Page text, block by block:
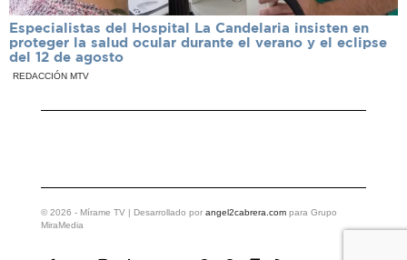
Especialistas del Hospital La Candelaria insisten en
proteger la salud ocular durante el verano y el eclipse
del 12 de agosto
REDACCIÓN MTV
© 2026 - Mírame TV | Desarrollado por angel2cabrera.compara Grupo
MiraMedia